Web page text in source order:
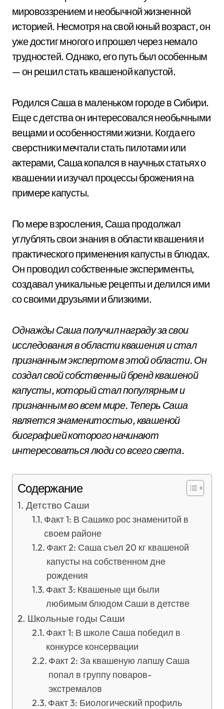
мировоззрением и необычной жизненной
историей. Несмотря на свой юный возраст, он
уже достиг многого и прошел через немало
трудностей. Однако, его путь был особенным
— он решил стать квашеной капустой.
Родился Саша в маленьком городе в Сибири.
Еще с детства он интересовался необычными
вещами и особенностями жизни. Когда его
сверстники мечтали стать пилотами или
актерами, Саша копался в научных статьях о
квашении и изучал процессы брожения на
примере капусты.
По мере взросления, Саша продолжал
углублять свои знания в области квашения и
практического применения капусты в блюдах.
Он проводил собственные эксперименты,
создавал уникальные рецепты и делился ими
со своими друзьями и близкими.
Однажды Саша получил награду за свои
исследования в области квашения и стал
признанным экспертом в этой области. Он
создал свой собственный бренд квашеной
капусты, который стал популярным и
признанным во всем мире. Теперь Саша
является знаменитостью, квашеной
биографией которого начинают
интересоваться люди со всего света.
Содержание
Детство Саши
Факт 1: В Сашико рос знаменитой в
своем районе
Факт 2: Саша съел 20 кг квашеной
капусты на собственном дне
рождения
Факт 3: Квашеные щи были
любимым блюдом Саши в детстве
Школьные годы Саши
Факт 1: В школе Саша победил в
конкурсе консервации
Факт 2: За квашеную лапшу Саша
попал в группу поваров-
экстремалов
Факт 3: Биологический профиль